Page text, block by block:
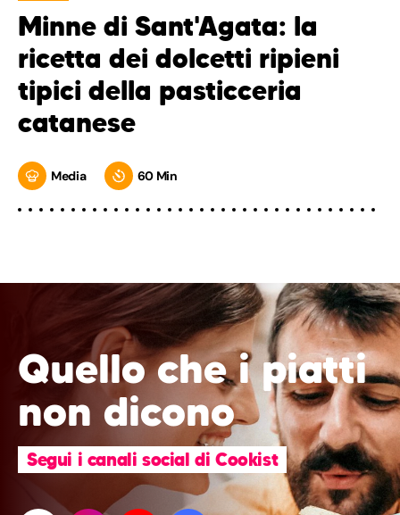
Minne di Sant'Agata: la
ricetta dei dolcetti ripieni
tipici della pasticceria
catanese
Media 60 Min
Quello che i piatti
non dicono
Segui i canali social di Cookist